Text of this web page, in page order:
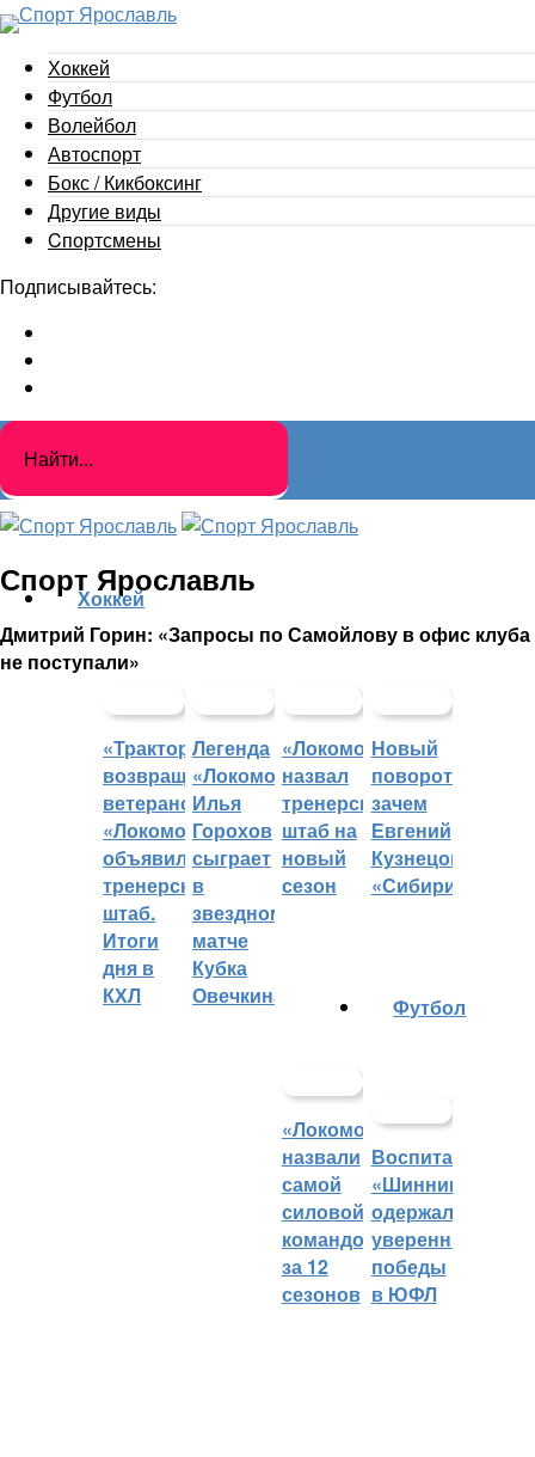
Хоккей
Футбол
Волейбол
Автоспорт
Бокс / Кикбоксинг
Другие виды
Cпортсмены
Подписывайтесь:
Спорт Ярославль
Дмитрий Горин: «Запросы по Самойлову в офис клуба
не поступали»
Хоккей
«Трактор»
возвращает
ветеранов,
«Локомотив»
объявил
тренерский
штаб.
Итоги
дня в
КХЛ
Легенда
«Локомотива»
Илья
Горохов
сыграет
в
звездном
матче
Кубка
Овечкина
«Локомотив»
назвал
тренерский
штаб на
новый
сезон
Новый
поворот:
зачем
Евгений
Кузнецов
«Сибири»?
«Локомотив»
назвали
самой
силовой
командой
за 12
сезонов
Футбол
Воспитанники
«Шинника»
одержали
уверенные
победы
в ЮФЛ